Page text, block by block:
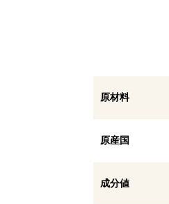
原材料
原産国
成分値